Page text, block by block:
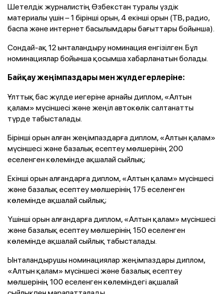
Шетелдік журналистің Өзбекстан туралы үздік
материалы үшін – 1 бірінші орын, 4 екінші орын (ТВ, радио,
баспа және интернет басылымдары бағыттары бойынша).
Сондай-ақ 12 ынталандыру номинация енгізілген. Бұл
номинациялар бойынша қосымша хабарланатын болады.
Байқау жеңімпаздары мен жүлдегерлеріне:
Ұлттық бас жүлде иегеріне арнайы диплом, «Алтын
қалам» мүсіншесі және жеңіл автокөлік салтанатты
түрде табысталады.
Бірінші орын алған жеңімпаздарға диплом, «Алтын қалам»
мүсіншесі және базалық есептеу мөлшерінің 200
еселенген көлемінде ақшалай сыйлық;
Екінші орын алғандарға диплом, «Алтын қалам» мүсіншесі
және базалық есептеу мөлшерінің 175 еселенген
көлемінде ақшалай сыйлық;
Үшінші орын алғандарға диплом, «Алтын қалам» мүсіншесі
және базалық есептеу мөлшерінің 150 еселенген
көлемінде ақшалай сыйлық табысталады.
Ынталандырушы номинациялар жеңімпаздары диплом,
«Алтын қалам» мүсіншесі және базалық есептеу
мөлшерінің 100 еселенген көлеміндегі ақшалай